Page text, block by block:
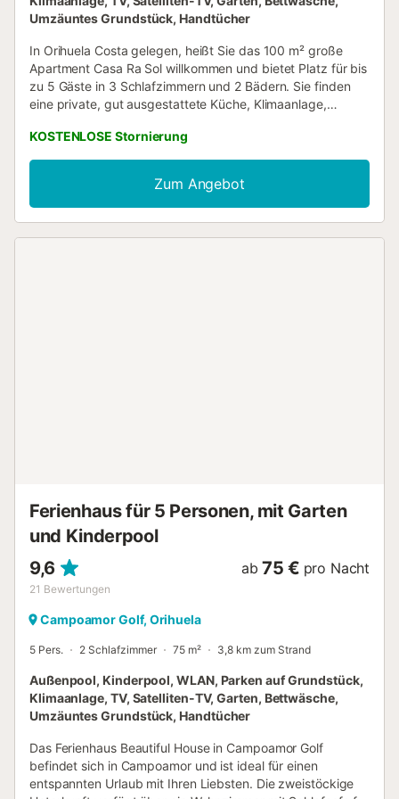
Umzäuntes Grundstück, Handtücher
In Orihuela Costa gelegen, heißt Sie das 100 m² große
Apartment Casa Ra Sol willkommen und bietet Platz für bis
zu 5 Gäste in 3 Schlafzimmern und 2 Bädern. Sie finden
eine private, gut ausgestattete Küche, Klimaanlage,
Komfort. Das Apartment verfügt über stufenlosen Zugang
und einen privaten Aufzug. Treten Sie hinaus auf Ihre
privaten, überdachten und offenen Terrassen, auf denen
Sie zu jeder Tageszeit entspannen können. Der
gemeinschaftliche Garten bietet eine angenehme
KOSTENLOSE Stornierung
Zum Angebot
Ferienhaus für 5 Personen, mit Garten
und Kinderpool
9,6
21 Bewertungen
ab 75 € pro Nacht
Campoamor Golf, Orihuela
5 Pers. 2 Schlafzimmer 75 m² 3,8 km zum Strand
Außenpool, Kinderpool, WLAN, Parken auf Grundstück,
Klimaanlage, TV, Satelliten-TV, Garten, Bettwäsche,
Umzäuntes Grundstück, Handtücher
Das Ferienhaus Beautiful House in Campoamor Golf
befindet sich in Campoamor und ist ideal für einen
entspannten Urlaub mit Ihren Liebsten. Die zweistöckige